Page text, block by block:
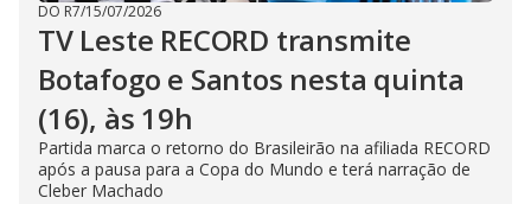
DO R7/15/07/2026
TV Leste RECORD transmite
Botafogo e Santos nesta quinta
(16), às 19h
Partida marca o retorno do Brasileirão na afiliada RECORD
após a pausa para a Copa do Mundo e terá narração de
Cleber Machado